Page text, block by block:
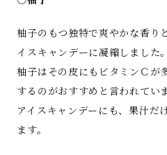
柚子のもつ独特で爽やかな香り
イスキャンデーに凝縮しました。
柚子はその皮にもビタミンＣが
するのがおすすめと言われていま
アイスキャンデーにも、果汁だ
ます。